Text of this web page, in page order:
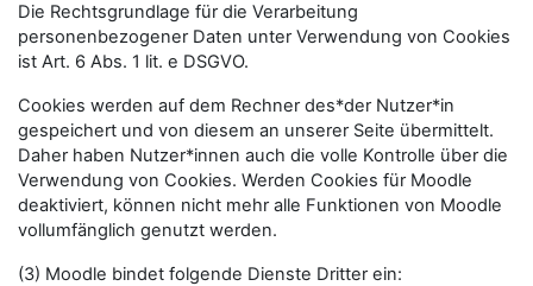
Die Rechtsgrundlage für die Verarbeitung
personenbezogener Daten unter Verwendung von Cookies
ist Art. 6 Abs. 1 lit. e DSGVO.
Cookies werden auf dem Rechner des*der Nutzer*in
gespeichert und von diesem an unserer Seite übermittelt.
Daher haben Nutzer*innen auch die volle Kontrolle über die
Verwendung von Cookies. Werden Cookies für Moodle
deaktiviert, können nicht mehr alle Funktionen von Moodle
vollumfänglich genutzt werden.
(3) Moodle bindet folgende Dienste Dritter ein: